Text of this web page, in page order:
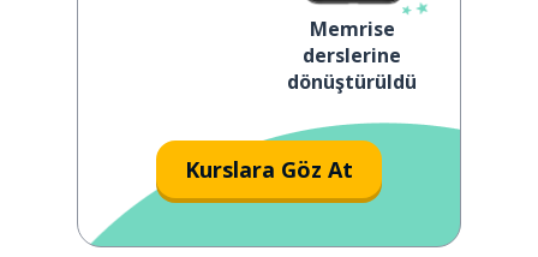
Memrise
derslerine
dönüştürüldü
Kurslara Göz At